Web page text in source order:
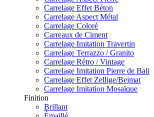
Carrelage Effet Béton
Carrelage Aspect Métal
Carrelage Coloré
Carreaux de Ciment
Carrelage Imitation Travertin
Carrelage Terrazzo / Granito
Carrelage Rétro / Vintage
Carrelage Imitation Pierre de Bali
Carrelage Effet Zellige/Bejmat
Carrelage Imitation Mosaïque
Finition
Brillant